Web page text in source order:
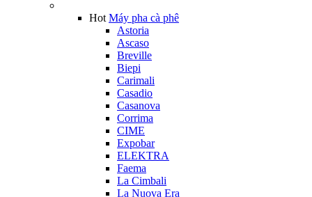
Hot Máy pha cà phê
Astoria
Ascaso
Breville
Biepi
Carimali
Casadio
Casanova
Corrima
CIME
Expobar
ELEKTRA
Faema
La Cimbali
La Nuova Era